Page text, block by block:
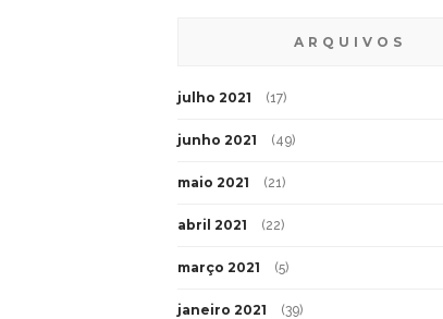
ARQUIVOS
julho 2021 (17)
junho 2021 (49)
maio 2021 (21)
abril 2021 (22)
março 2021 (5)
janeiro 2021 (39)